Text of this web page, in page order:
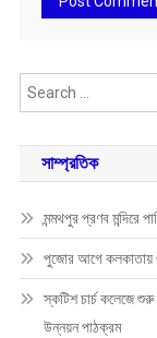
সাম্প্রতিক
মন্মথপুর প্রণব মন্দিরে
পুজোর আগে কলকাতায় ৩
স্কটিশ চার্চ কলেজে শুরু
উন্নয়ন পাঠক্রম